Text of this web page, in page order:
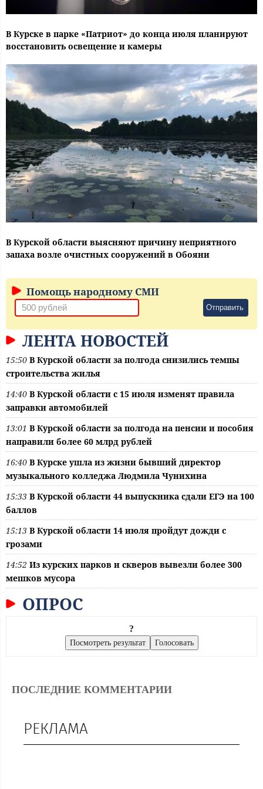
В Курске в парке «Патриот» до конца июля планируют
восстановить освещение и камеры
В Курской области выясняют причину неприятного
запаха возле очистных сооружений в Обояни
Помощь народному СМИ
Отправить
ЛЕНТА НОВОСТЕЙ
15:50 В Курской области за полгода снизились темпы
строительства жилья
14:40 В Курской области с 15 июля изменят правила
заправки автомобилей
13:01 В Курской области за полгода на пенсии и пособия
направили более 60 млрд рублей
16:40 В Курске ушла из жизни бывший директор
музыкального колледжа Людмила Чунихина
15:33 В Курской области 44 выпускника сдали ЕГЭ на 100
баллов
15:13 В Курской области 14 июля пройдут дожди с
грозами
14:52 Из курских парков и скверов вывезли более 300
мешков мусора
ОПРОС
?
ПОСЛЕДНИЕ КОММЕНТАРИИ
РЕКЛАМА